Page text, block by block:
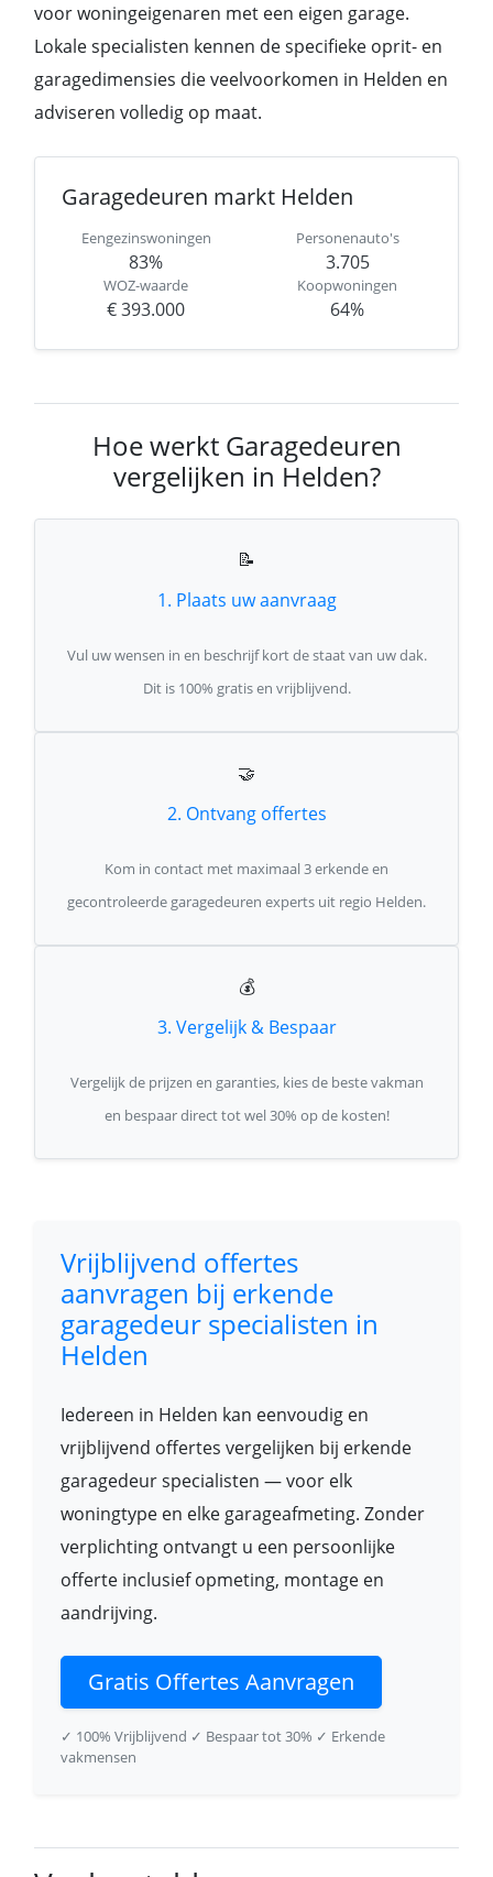
voor woningeigenaren met een eigen garage.
Lokale specialisten kennen de specifieke oprit- en
garagedimensies die veelvoorkomen in Helden en
adviseren volledig op maat.
Garagedeuren markt Helden
Eengezinswoningen
83%
Personenauto's
3.705
WOZ-waarde
€ 393.000
Koopwoningen
64%
Hoe werkt Garagedeuren
vergelijken in Helden?
📝
1. Plaats uw aanvraag
Vul uw wensen in en beschrijf kort de staat van uw dak.
Dit is 100% gratis en vrijblijvend.
🤝
2. Ontvang offertes
Kom in contact met maximaal 3 erkende en
gecontroleerde garagedeuren experts uit regio Helden.
💰
3. Vergelijk & Bespaar
Vergelijk de prijzen en garanties, kies de beste vakman
en bespaar direct tot wel 30% op de kosten!
Vrijblijvend offertes
aanvragen bij erkende
garagedeur specialisten in
Helden
Iedereen in Helden kan eenvoudig en
vrijblijvend offertes vergelijken bij erkende
garagedeur specialisten — voor elk
woningtype en elke garageafmeting. Zonder
verplichting ontvangt u een persoonlijke
offerte inclusief opmeting, montage en
aandrijving.
Gratis Offertes Aanvragen
✓ 100% Vrijblijvend ✓ Bespaar tot 30% ✓ Erkende
vakmensen